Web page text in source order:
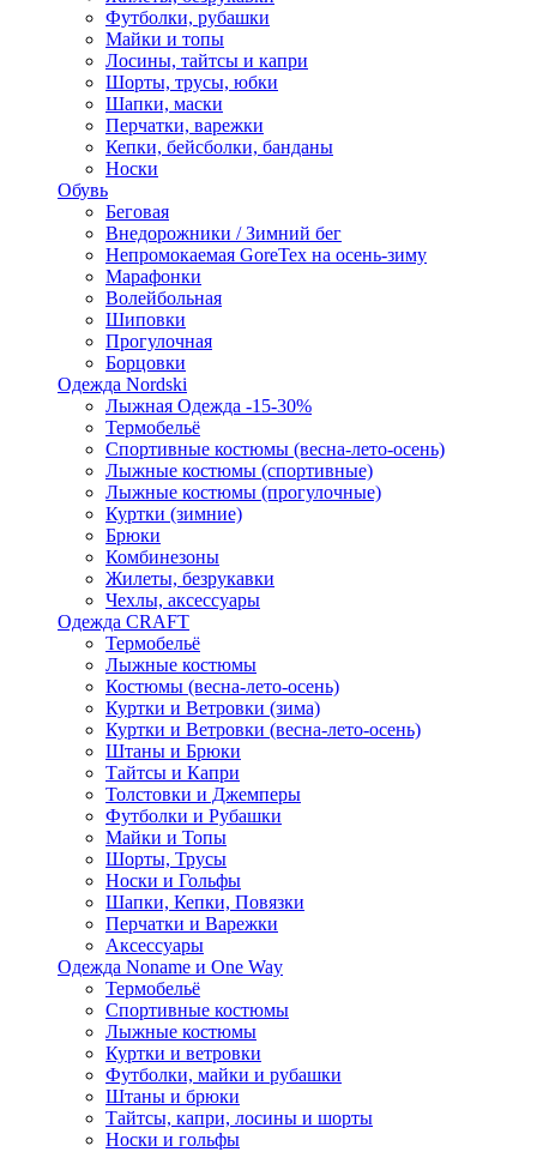
Футболки, рубашки
Майки и топы
Лосины, тайтсы и капри
Шорты, трусы, юбки
Шапки, маски
Перчатки, варежки
Кепки, бейсболки, банданы
Носки
Обувь
Беговая
Внедорожники / Зимний бег
Непромокаемая GoreTex на осень-зиму
Марафонки
Волейбольная
Шиповки
Прогулочная
Борцовки
Одежда Nordski
Лыжная Одежда -15-30%
Термобельё
Спортивные костюмы (весна-лето-осень)
Лыжные костюмы (спортивные)
Лыжные костюмы (прогулочные)
Куртки (зимние)
Брюки
Комбинезоны
Жилеты, безрукавки
Чехлы, аксессуары
Одежда CRAFT
Термобельё
Лыжные костюмы
Костюмы (весна-лето-осень)
Куртки и Ветровки (зима)
Куртки и Ветровки (весна-лето-осень)
Штаны и Брюки
Тайтсы и Капри
Толстовки и Джемперы
Футболки и Рубашки
Майки и Топы
Шорты, Трусы
Носки и Гольфы
Шапки, Кепки, Повязки
Перчатки и Варежки
Аксессуары
Одежда Noname и One Way
Термобельё
Спортивные костюмы
Лыжные костюмы
Куртки и ветровки
Футболки, майки и рубашки
Штаны и брюки
Тайтсы, капри, лосины и шорты
Носки и гольфы